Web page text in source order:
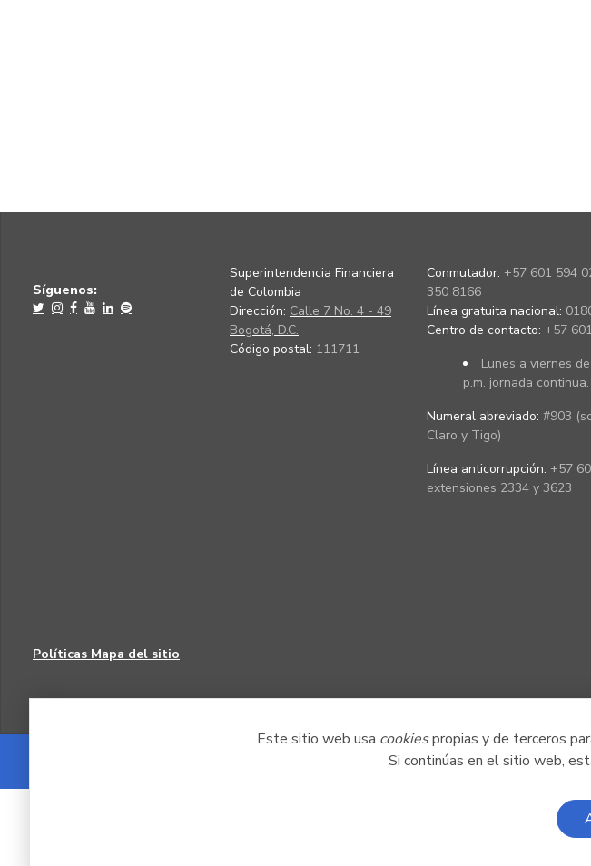
Este sitio web usa cookiespropias y de terceros
Si continúas en el sitio web,
Síguenos:
Superintendencia Financiera
de Colombia
Dirección: Calle 7 No. 4 - 49
Bogotá, D.C.
Código postal: 111711
Conmutador: +57 601 594
350 8166
Línea gratuita nacional:
Centro de contacto: +57
Lunes a viernes
p.m. jornada continua.
Numeral abreviado: #903
Claro y Tigo)
Línea anticorrupción: +57
extensiones 2334 y 3623
Políticas Mapa del sitio